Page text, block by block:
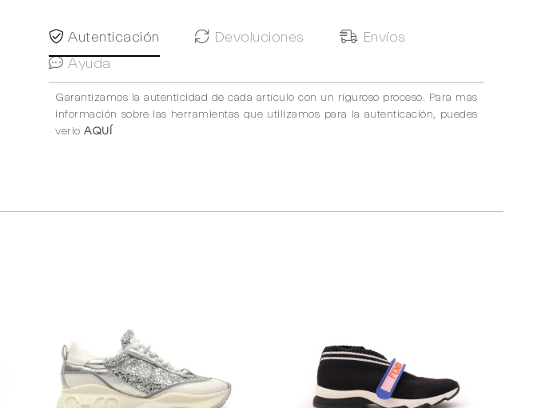
Autenticación Devoluciones
Envíos
Ayuda
Garantizamos la autenticidad de cada artículo con un riguroso proceso. Para mas
información sobre las herramientas que utilizamos para la autenticación, puedes
verlo AQUÍ